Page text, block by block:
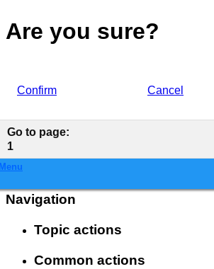
Are you sure?
Confirm Cancel
Go to page:
1
Navigation
Topic actions
Common actions